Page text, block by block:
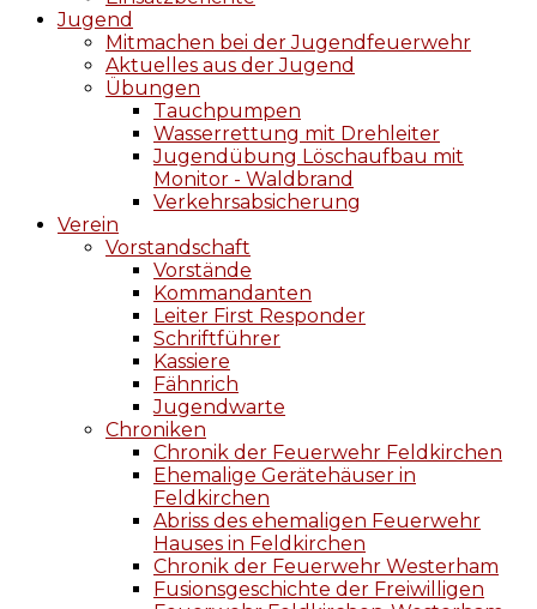
Jugend
Mitmachen bei der Jugendfeuerwehr
Aktuelles aus der Jugend
Übungen
Tauchpumpen
Wasserrettung mit Drehleiter
Jugendübung Löschaufbau mit
Monitor - Waldbrand
Verkehrsabsicherung
Verein
Vorstandschaft
Vorstände
Kommandanten
Leiter First Responder
Schriftführer
Kassiere
Fähnrich
Jugendwarte
Chroniken
Chronik der Feuerwehr Feldkirchen
Ehemalige Gerätehäuser in
Feldkirchen
Abriss des ehemaligen Feuerwehr
Hauses in Feldkirchen
Chronik der Feuerwehr Westerham
Fusionsgeschichte der Freiwilligen